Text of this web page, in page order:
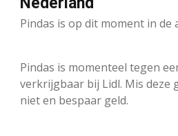
Pindas is op dit moment in de
Pindas is momenteel tegen
verkrijgbaar bij Lidl. Mis deze
niet en bespaar geld.